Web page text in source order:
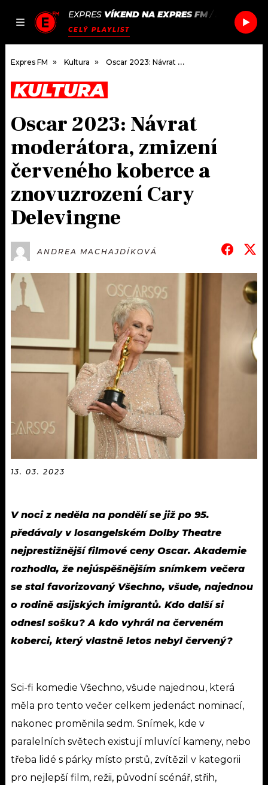
JAK
SEZNAM.CZ
EXPRES VÍKEND NA EXPRES FM/ JACK
CELÝ PLAYLIST
DOMŮ
ČLÁNKY
HUDBA
ROZHOVORY
#NEBUDUDOMA
KALENDÁŘ
KVÍZY
TRENDY
MIX
PODCASTY
JAK NALADIT
RÁDIO
APLIKACE
PROGRAM
PLAYLIST
JAK NALADIT
SOUTĚŽE
Expres FM Kultura Oscar 2023: Návrat moderátora, zmizení červeného koberce a znovuzrození Cary Delevingne
KULTURA
Oscar 2023: Návrat
moderátora, zmizení
červeného koberce a
znovuzrození Cary
Delevingne
ANDREA MACHAJDÍKOVÁ
13. 03. 2023
V noci z neděla na pondělí se již po 95.
předávaly v losangelském Dolby Theatre
nejprestižnější filmové ceny Oscar. Akademie
rozhodla, že nejúspěšnějším snímkem večera
se stal favorizovaný Všechno, všude, najednou
o rodině asijských imigrantů. Kdo další si
odnesl sošku? A kdo vyhrál na červeném
koberci, který vlastně letos nebyl červený?
Sci-fi komedie Všechno, všude najednou, která
měla pro tento večer celkem jedenáct nominací,
nakonec proměnila sedm. Snímek, kde v
paralelních světech existují mluvící kameny, nebo
třeba lidé s párky místo prstů, zvítězil v kategorii
pro nejlepší film, režii, původní scénář, střih,